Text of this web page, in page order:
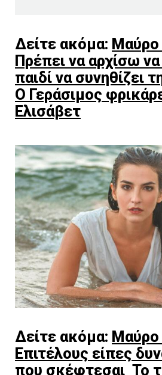
Δείτε ακόμα: Μαύρο
Πρέπει να αρχίσω
παιδί να συνηθίζει
Ο Γεράσιμος
Ελισάβετ
Δείτε ακόμα: Μαύρο
Επιτέλους είπες
που σκέφτεσαι Το